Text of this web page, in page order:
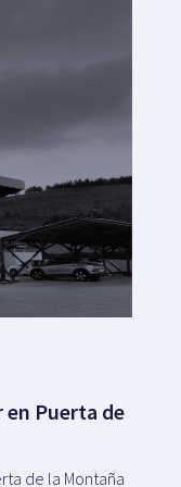
en Puerta de
de la Montaña